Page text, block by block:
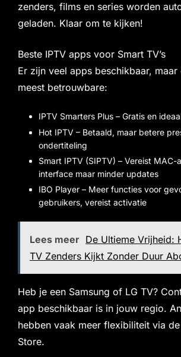
zenders, films en series worden
geladen. Klaar om te kijken!
Beste IPTV apps voor Smart TV’s
Er zijn veel apps beschikbaar,
meest betrouwbare:
IPTV Smarters Plus – Gratis en
Hot IPTV – Betaald, maar betere
ondertiteling
Smart IPTV (SIPTV) – Vereist
interface maar minder updates
IBO Player – Meer functies voor
gebruikers, vereist activatie
Lees meer De Ultieme Vrijheid:
TV Zenders Kijkt Zonder Duur
Heb je een Samsung of LG TV?
app beschikbaar is in jouw regio.
hebben vaak meer flexibiliteit via
Store.